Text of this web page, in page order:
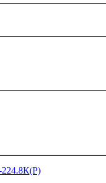
224.8К(Р)